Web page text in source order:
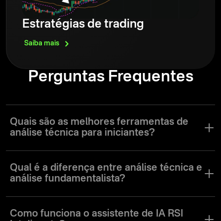
Estratégias de trading
Saiba mais
Perguntas Frequentes
Quais são as melhores ferramentas de
análise técnica para iniciantes?
integrados simples, mas eficazes. Recomendamos experimentar
estas ferramentas fundamentais:
tendência que te ajuda a determinar a direção do mercado. Ele
geralmente de alta ou de baixa.
Qual é a diferença entre análise técnica e
análise fundamentalista?
está indo, mas analisam informações completamente diferentes.
Como funciona o assistente de IA RSI